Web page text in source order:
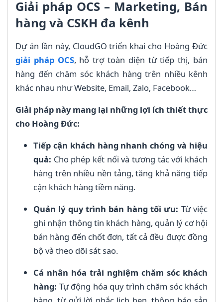
Giải pháp OCS – Marketing, Bán
hàng và CSKH đa kênh
Dự án lần này, CloudGO triển khai cho Hoàng Đức
giải pháp OCS, hỗ trợ toàn diện từ tiếp thị, bán
hàng đến chăm sóc khách hàng trên nhiều kênh
khác nhau như Website, Email, Zalo, Facebook…
Giải pháp này mang lại những lợi ích thiết thực
cho Hoàng Đức:
Tiếp cận khách hàng nhanh chóng và hiệu
quả: Cho phép kết nối và tương tác với khách
hàng trên nhiều nền tảng, tăng khả năng tiếp
cận khách hàng tiềm năng.
Quản lý quy trình bán hàng tối ưu: Từ việc
ghi nhận thông tin khách hàng, quản lý cơ hội
bán hàng đến chốt đơn, tất cả đều được đồng
bộ và theo dõi sát sao.
Cá nhân hóa trải nghiệm chăm sóc khách
hàng: Tự động hóa quy trình chăm sóc khách